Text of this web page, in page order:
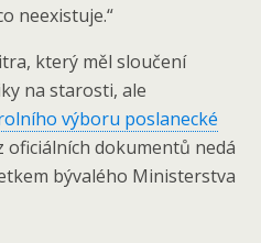
neexistuje.“
který měl sloučení
na starosti, ale
výboru poslanecké
oficiálních dokumentů nedá
bývalého Ministerstva